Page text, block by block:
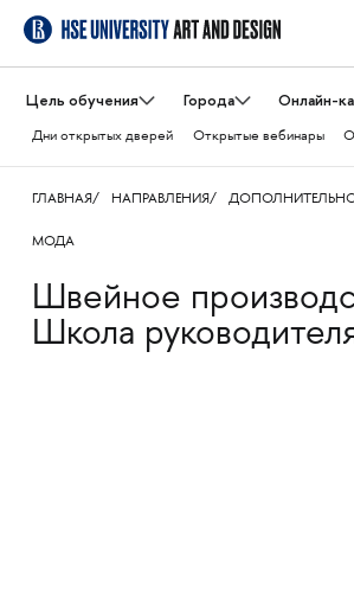
Цель обучения Города Онлайн-
Дни открытых дверей Открытые вебинары
ГЛАВНАЯ НАПРАВЛЕНИЯ
МОДА
Швейное
Школа